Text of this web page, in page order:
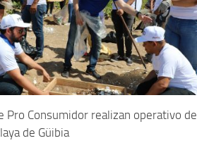
Pro Consumidor realizan operativo de
de Güibia